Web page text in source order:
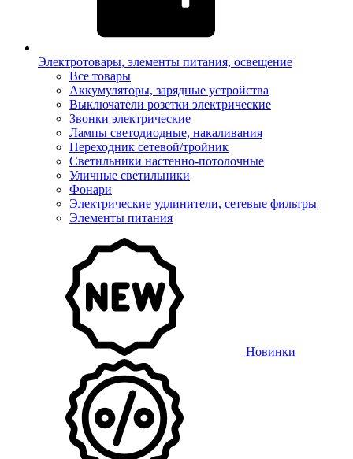
Электротовары, элементы питания, освещение
Все товары
Аккумуляторы, зарядные устройства
Выключатели розетки электрические
Звонки электрические
Лампы светодиодные, накаливания
Переходник сетевой/тройник
Светильники настенно-потолочные
Уличные светильники
Фонари
Электрические удлинители, сетевые фильтры
Элементы питания
Новинки